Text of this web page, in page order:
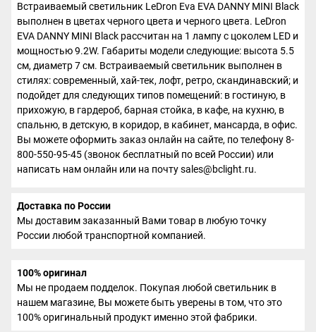
Встраиваемый светильник LeDron Eva EVA DANNY MINI Black
выполнен в цветах черного цвета и черного цвета. LeDron
EVA DANNY MINI Black рассчитан на 1 лампу с цоколем LED и
мощностью 9.2W. Габариты модели следующие: высота 5.5
см, диаметр 7 см. Встраиваемый светильник выполнен в
стилях: современный, хай-тек, лофт, ретро, скандинавский; и
подойдет для следующих типов помещений: в гостиную, в
прихожую, в гардероб, барная стойка, в кафе, на кухню, в
спальню, в детскую, в коридор, в кабинет, мансарда, в офис.
Вы можете оформить заказ онлайн на сайте, по телефону 8-
800-550-95-45 (звонок бесплатный по всей России) или
написать нам онлайн или на почту sales@bclight.ru.
Доставка по России
Мы доставим заказанный Вами товар в любую точку
России любой транспортной компанией.
100% оригинал
Мы не продаем подделок. Покупая любой светильник в
нашем магазине, Вы можете быть уверены в том, что это
100% оригинальный продукт именно этой фабрики.